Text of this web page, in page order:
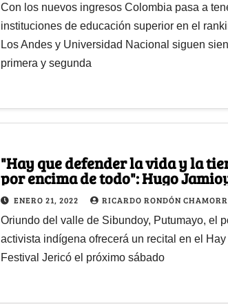
Con los nuevos ingresos Colombia pasa a
instituciones de educación superior en el
Los Andes y Universidad Nacional siguen
primera y segunda
"Hay que defender la vida y la
por encima de todo": Hugo
ENERO 21, 2022 RICARDO RONDÓN
Oriundo del valle de Sibundoy, Putumayo, el
activista indígena ofrecerá un recital en el Hay
Festival Jericó el próximo sábado